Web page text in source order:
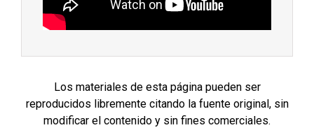
Los materiales de esta página pueden ser
reproducidos libremente citando la fuente original, sin
modificar el contenido y sin fines comerciales.